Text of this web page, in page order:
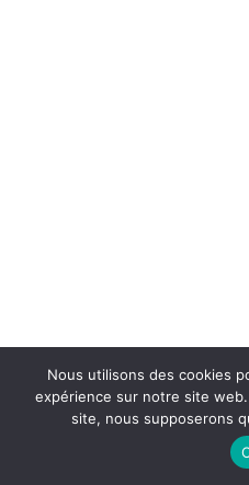
On Air :
East St.
Nous utilisons des cookies
expérience sur notre site
site, nous supposerons